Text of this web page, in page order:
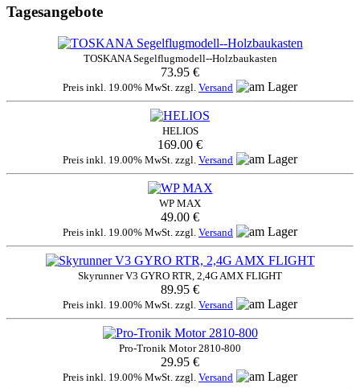
Tagesangebote
TOSKANA Segelflugmodell--Holzbaukasten
73.95 €
Preis inkl. 19.00% MwSt. zzgl. Versand
HELIOS
169.00 €
Preis inkl. 19.00% MwSt. zzgl. Versand
WP MAX
49.00 €
Preis inkl. 19.00% MwSt. zzgl. Versand
Skyrunner V3 GYRO RTR, 2,4G AMX FLIGHT
89.95 €
Preis inkl. 19.00% MwSt. zzgl. Versand
Pro-Tronik Motor 2810-800
29.95 €
Preis inkl. 19.00% MwSt. zzgl. Versand